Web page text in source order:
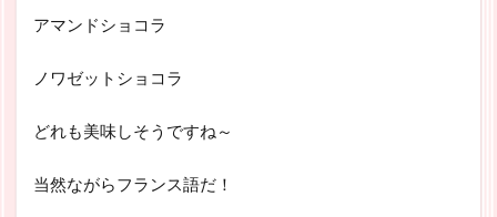
アマンドショコラ
ノワゼットショコラ
どれも美味しそうですね～
当然ながらフランス語だ！